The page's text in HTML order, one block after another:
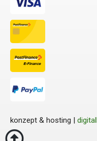
konzept & hosting |